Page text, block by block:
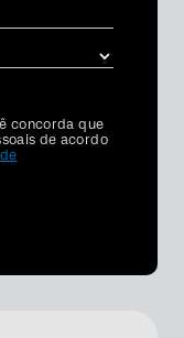
concorda que
de acordo